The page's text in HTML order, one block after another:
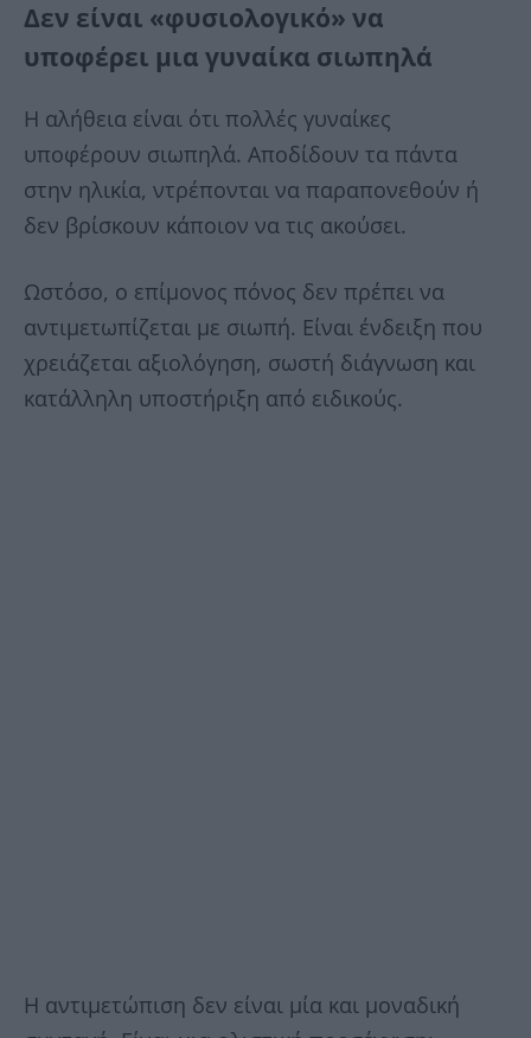
Δεν είναι «φυσιολογικό» να
υποφέρει μια γυναίκα σιωπηλά
Η αλήθεια είναι ότι πολλές γυναίκες
υποφέρουν σιωπηλά. Αποδίδουν τα πάντα
στην ηλικία, ντρέπονται να παραπονεθούν ή
δεν βρίσκουν κάποιον να τις ακούσει.
Ωστόσο, ο επίμονος πόνος δεν πρέπει να
αντιμετωπίζεται με σιωπή. Είναι ένδειξη που
χρειάζεται αξιολόγηση, σωστή διάγνωση και
κατάλληλη υποστήριξη από ειδικούς.
Η αντιμετώπιση δεν είναι μία και μοναδική